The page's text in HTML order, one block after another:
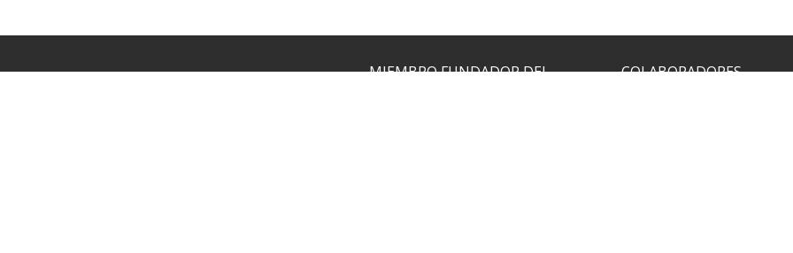
MIEMBRO FUNDADOR DEL
COLABORADORES